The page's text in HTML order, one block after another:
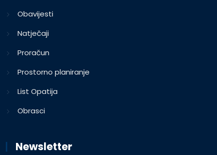
Obavijesti
Natječaji
Proračun
Prostorno planiranje
List Opatija
Obrasci
Newsletter